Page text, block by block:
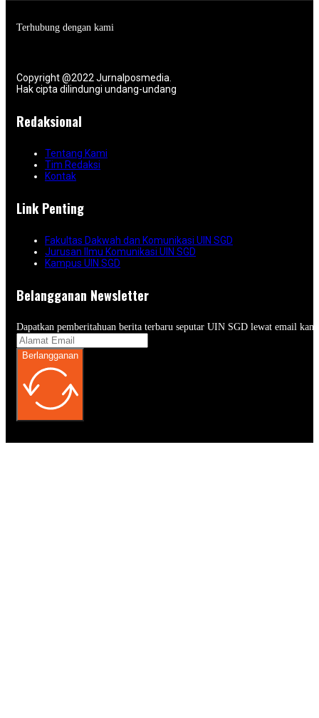
Terhubung dengan kami
Copyright @2022 Jurnalposmedia.
Hak cipta dilindungi undang-undang
Redaksional
Tentang Kami
Tim Redaksi
Kontak
Link Penting
Fakultas Dakwah dan Komunikasi UIN SGD
Jurusan Ilmu Komunikasi UIN SGD
Kampus UIN SGD
Belangganan Newsletter
Dapatkan pemberitahuan berita terbaru seputar UIN SGD lewat email
Berlangganan